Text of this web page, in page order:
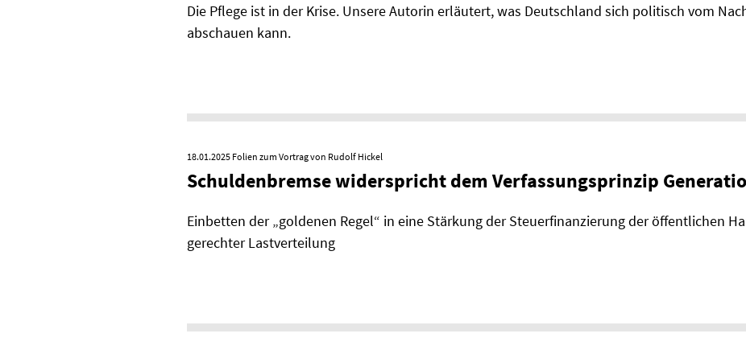
Die Pflege ist in der Krise. Unsere Autorin erläutert, was Deutschland sich politisch vom
abschauen kann.
18.01.2025 Folien zum Vortrag von Rudolf Hickel
Schuldenbremse widerspricht dem Verfassungsprinzip
Einbetten der „goldenen Regel“ in eine Stärkung der Steuerfinanzierung der öffentlichen
gerechter Lastverteilung